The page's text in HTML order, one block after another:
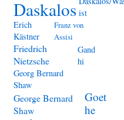
Daskalos ist
Erich
Kästner
Franz von
Assisi
Friedrich
Nietzsche
Gand
hi
Georg Bernard
Shaw
George Bernard
Shaw
Goet
he